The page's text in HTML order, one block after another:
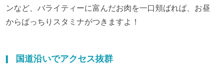
ンなど、バライティーに富んだお肉を一口頬ばれば、お昼
からばっちりスタミナがつきますよ！
国道沿いでアクセス抜群